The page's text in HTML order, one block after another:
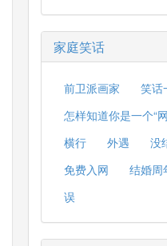
家庭笑话
前卫派画家 笑话
怎样知道你是一个“网
横行
外遇 没
免费入网
结婚周
误